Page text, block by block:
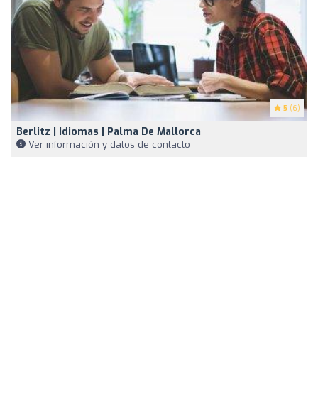
5 (6)
Berlitz | Idiomas | Palma De Mallorca
Ver información y datos de contacto